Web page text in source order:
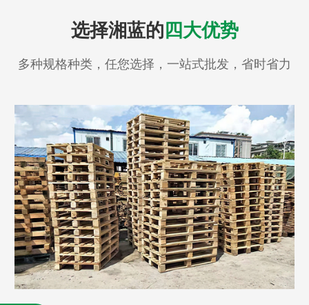
选择湘蓝的 四大优势
多种规格种类，任您选择，一站式批发，省时省力